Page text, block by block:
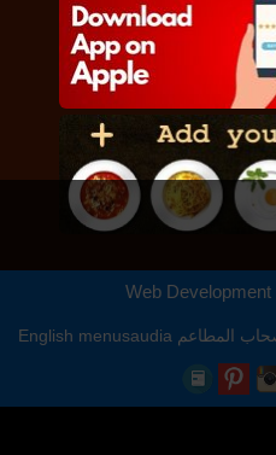
Web Development
المطاعم menusaudia
English